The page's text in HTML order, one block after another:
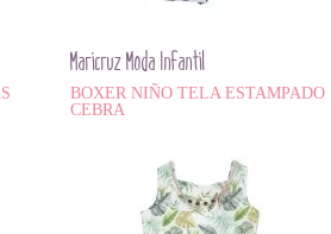
Maricruz Moda Infantil
BOXER NIÑO TELA ESTAMPADO
CEBRA